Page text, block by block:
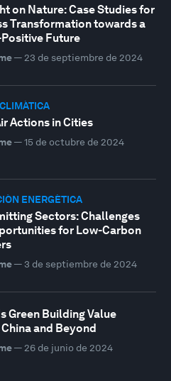
on Nature: Case Studies for
Transformation towards a
Future
— 23 de septiembre de 2024
Actions in Cities
— 15 de octubre de 2024
ENERGÉTICA
Sectors: Challenges
for Low-Carbon
— 3 de septiembre de 2024
Green Building Value
and Beyond
— 26 de junio de 2024